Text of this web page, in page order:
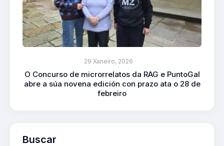
29 Xaneiro, 2026
O Concurso de microrrelatos da RAG e PuntoGal
abre a súa novena edición con prazo ata o 28 de
febreiro
Buscar